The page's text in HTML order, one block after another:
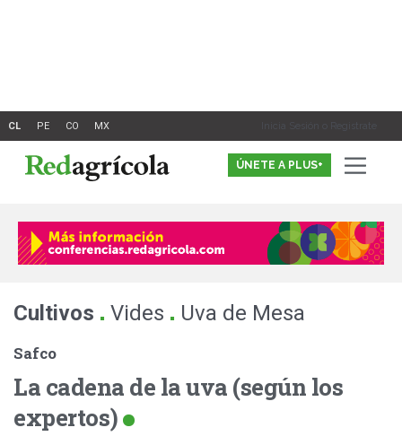
Inicia Sesión o Registrate
ÚNETE A PLUS+
Cultivos . Vides . Uva de Mesa
Safco
La cadena de la uva (según los
expertos)